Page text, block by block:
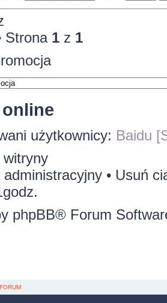
Strona 1z 1
użytkownicy: Baidu
witryny
administracyjny• Usuń
phpBB® Forum
FORUM